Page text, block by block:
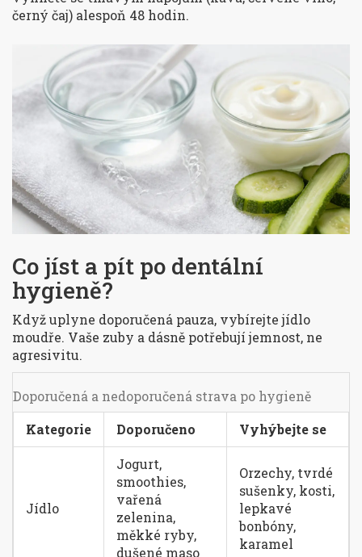
černý čaj) alespoň 48 hodin.
Co jíst a pít po dentální
hygieně?
Když uplyne doporučená pauza, vybírejte jídlo
moudře. Vaše zuby a dásně potřebují jemnost, ne
agresivitu.
Doporučená a nedoporučená strava po hygieně
Kategorie
Doporučeno Vyhýbejte se
Jídlo
Jogurt,
smoothies,
vařená
zelenina,
měkké ryby,
dušené maso
Orzechy, tvrdé
sušenky, kosti,
lepkavé
bonbóny,
karamel